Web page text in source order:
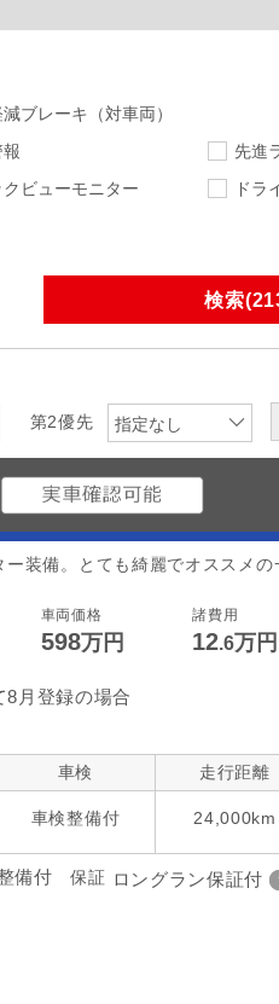
ブレーキ（対車両）
先進
ビューモニター ドラ
走行距離 指定なし
ワンオーナー 修復歴無
DVD
ロール
第2優先 指定なし
装備。とても綺麗でオススメの
車両価格
598万円
諸費用
12.6万円
月登録の場合
車検
車検整備付
走行距離
24,000km
備付 保証 ロングラン保証付